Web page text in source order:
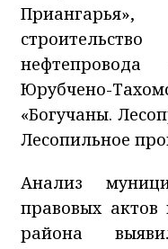
Юрубчено-
«Богучаны.
Лесопильное
Анализ
правовых актов
района